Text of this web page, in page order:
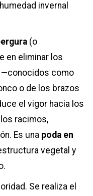
invernal
(o
en eliminar los
—conocidos como
o de los brazos
el vigor hacia los
racimos,
Es una poda en
vegetal y
Se realiza el